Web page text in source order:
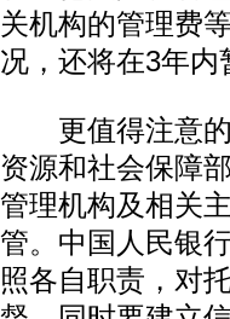
关机构的管理费
况，还将在3年内
更值得注意的
资源和社会保障
管理机构及相关
管。中国人民银
照各自职责，对